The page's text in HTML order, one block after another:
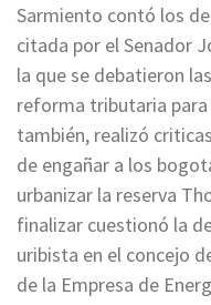
Sarmiento contó los
citada por el Senador
la que se debatieron
reforma tributaria
también, realizó
de engañar a los
urbanizar la reserva
finalizar cuestionó la
uribista en el concejo
de la Empresa de